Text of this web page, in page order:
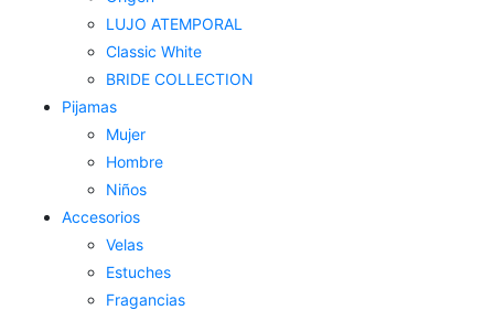
LUJO ATEMPORAL
Classic White
BRIDE COLLECTION
Pijamas
Mujer
Hombre
Niños
Accesorios
Velas
Estuches
Fragancias